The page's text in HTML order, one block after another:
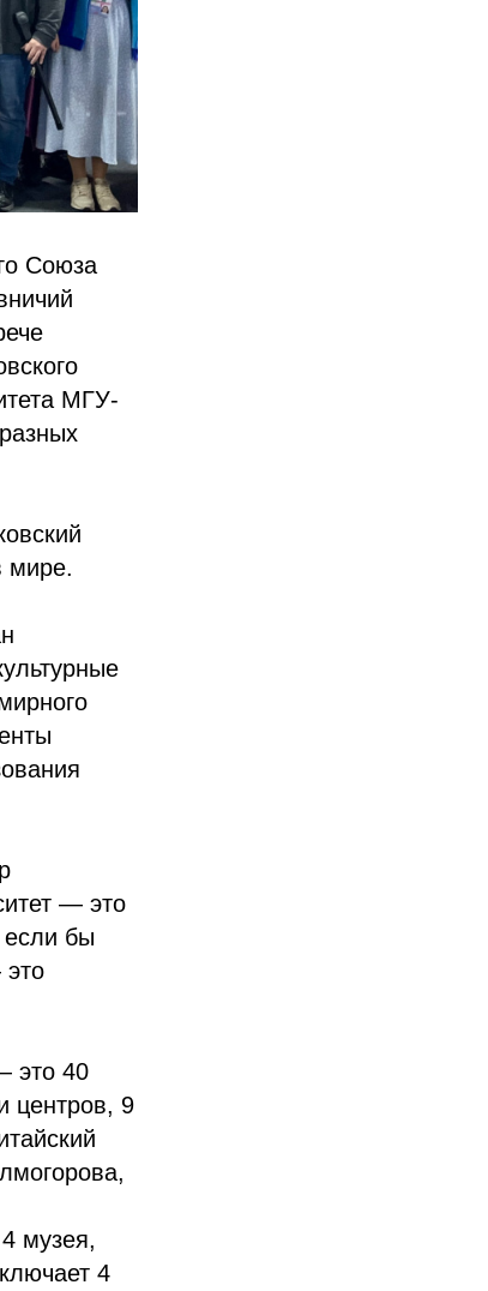
Союза
МГУ-
мире.
— это
если бы
это 40
центров, 9
музея,
4